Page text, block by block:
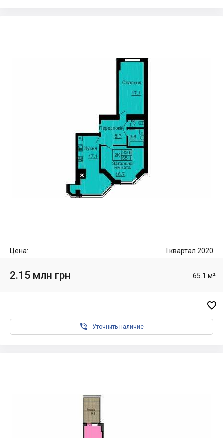
Цена: I квартал 2020
2.15 млн грн 65.1 м²

 Уточнить наличие